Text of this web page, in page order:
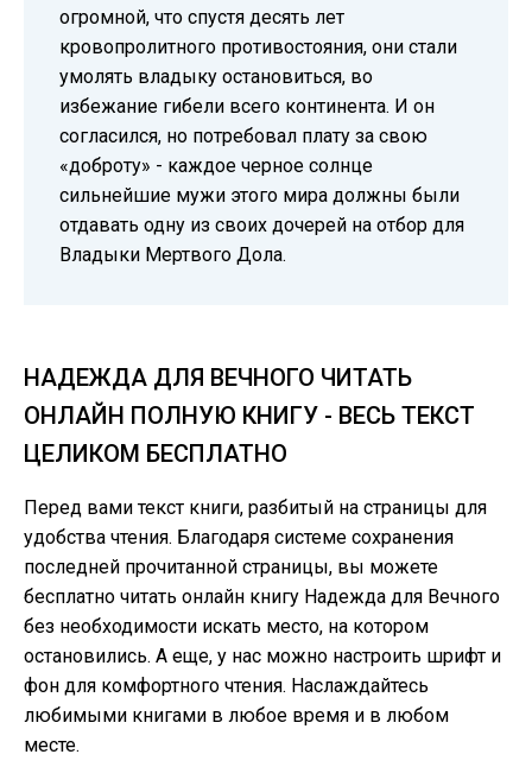
огромной, что спустя десять лет
кровопролитного противостояния, они стали
умолять владыку остановиться, во
избежание гибели всего континента. И он
согласился, но потребовал плату за свою
«доброту» - каждое черное солнце
сильнейшие мужи этого мира должны были
отдавать одну из своих дочерей на отбор для
Владыки Мертвого Дола.
НАДЕЖДА ДЛЯ ВЕЧНОГО ЧИТАТЬ
ОНЛАЙН ПОЛНУЮ КНИГУ - ВЕСЬ ТЕКСТ
ЦЕЛИКОМ БЕСПЛАТНО
Перед вами текст книги, разбитый на страницы для
удобства чтения. Благодаря системе сохранения
последней прочитанной страницы, вы можете
бесплатно читать онлайн книгу Надежда для Вечного
без необходимости искать место, на котором
остановились. А еще, у нас можно настроить шрифт и
фон для комфортного чтения. Наслаждайтесь
любимыми книгами в любое время и в любом
месте.